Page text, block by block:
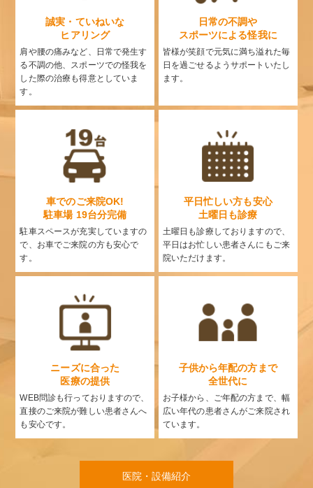
誠実・ていねいな
ヒアリング
肩や腰の痛みなど、日常で発生す
る不調の他、スポーツでの怪我を
した際の治療も得意としていま
す。
日常の不調や
スポーツによる怪我に
皆様が笑顔で元気に満ち溢れた毎
日を過ごせるようサポートいたし
ます。
車でのご来院OK!
駐車場 19台分完備
駐車スペースが充実していますの
で、お車でご来院の方も安心で
す。
平日忙しい方も安心
土曜日も診療
土曜日も診療しておりますので、
平日はお忙しい患者さんにもご来
院いただけます。
ニーズに合った
医療の提供
WEB問診も行っておりますので、
直接のご来院が難しい患者さんへ
も安心です。
子供から年配の方まで
全世代に
お子様から、ご年配の方まで、幅
広い年代の患者さんがご来院され
ています。
医院・設備紹介